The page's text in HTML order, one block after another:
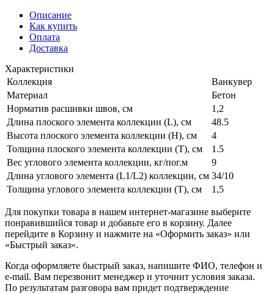
Описание
Как купить
Оплата
Доставка
Характеристики
Коллекция
Ванкувер
Материал
Бетон
Норматив расшивки швов, см
1,2
Длина плоского элемента коллекции (L), см
48.5
Высота плоского элемента коллекции (H), см
4
Толщина плоского элемента коллекции (T), см
1.5
Вес углового элемента коллекции, кг/пог.м
9
Длина углового элемента (L1/L2) коллекции, см 34/10
Толщина углового элемента коллекции (T), см
1,5
Для покупки товара в нашем интернет-магазине выберите
понравившийся товар и добавьте его в корзину. Далее
перейдите в Корзину и нажмите на «Оформить заказ» или
«Быстрый заказ».
Когда оформляете быстрый заказ, напишите ФИО, телефон и
e-mail. Вам перезвонит менеджер и уточнит условия заказа.
По результатам разговора вам придет подтверждение